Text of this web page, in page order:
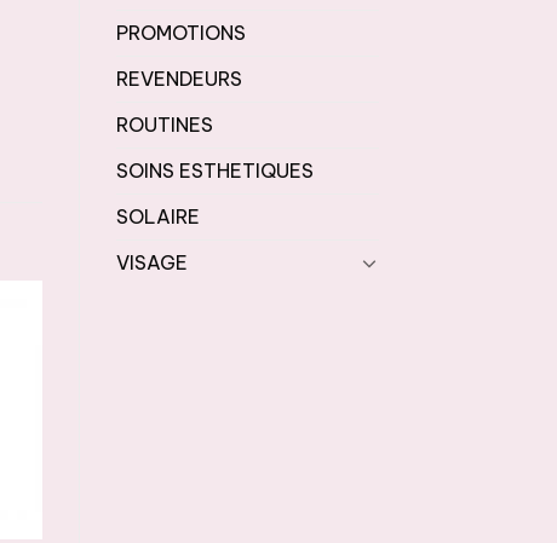
PROMOTIONS
REVENDEURS
ROUTINES
SOINS ESTHETIQUES
SOLAIRE
VISAGE